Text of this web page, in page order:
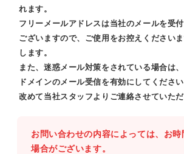
れます。
フリーメールアドレスは当社のメールを受
ございますので、ご使用をお控えください
します。
また、迷惑メール対策をされている場合は
ドメインのメール受信を有効にしてください
改めて当社スタッフよりご連絡させていただ
お問い合わせの内容によっては、お時
場合がございます。